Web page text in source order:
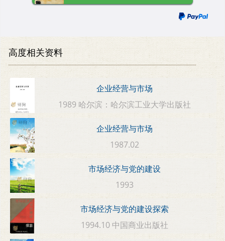
高度相关资料
企业经营与市场
1989 哈尔滨：哈尔滨工业大学出版社
企业经营与市场
1987.02
市场经济与党的建设
1993
市场经济与党的建设探索
1994.10 中国商业出版社